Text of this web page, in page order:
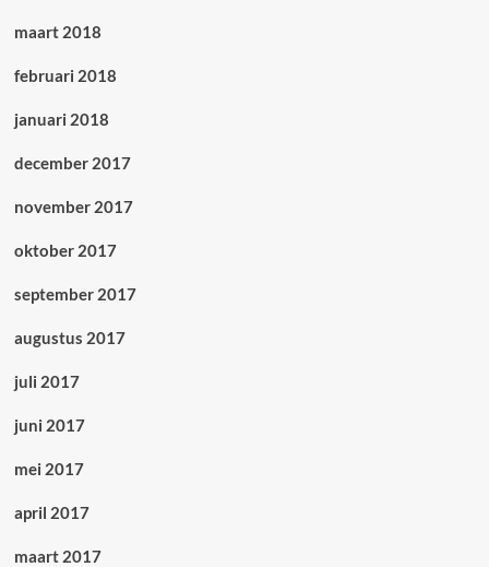
maart 2018
februari 2018
januari 2018
december 2017
november 2017
oktober 2017
september 2017
augustus 2017
juli 2017
juni 2017
mei 2017
april 2017
maart 2017